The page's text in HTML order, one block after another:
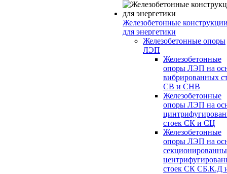
Железобетонные
для энергетики
Железобетонные опоры
ЛЭП
Железобетонные
опоры ЛЭП на
вибрированных
СВ и СНВ
Железобетонные
опоры ЛЭП на
стоек СК и СЦ
Железобетонные
опоры ЛЭП на
стоек СК СБ.К.Д